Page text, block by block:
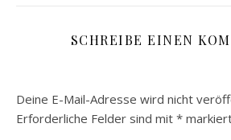
SCHREIBE EINEN
Deine E-Mail-Adresse wird nicht
Erforderliche Felder sind mit *